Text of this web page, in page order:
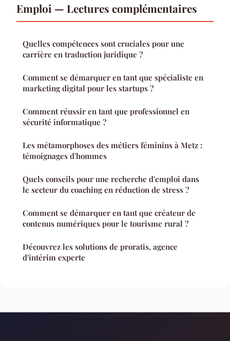
Emploi — Lectures complémentaires
Quelles compétences sont cruciales pour une
carrière en traduction juridique ?
Comment se démarquer en tant que spécialiste en
marketing digital pour les startups ?
Comment réussir en tant que professionnel en
sécurité informatique ?
Les métamorphoses des métiers féminins à Metz :
témoignages d'hommes
Quels conseils pour une recherche d'emploi dans
le secteur du coaching en réduction de stress ?
Comment se démarquer en tant que créateur de
contenus numériques pour le tourisme rural ?
Découvrez les solutions de proratis, agence
d'intérim experte